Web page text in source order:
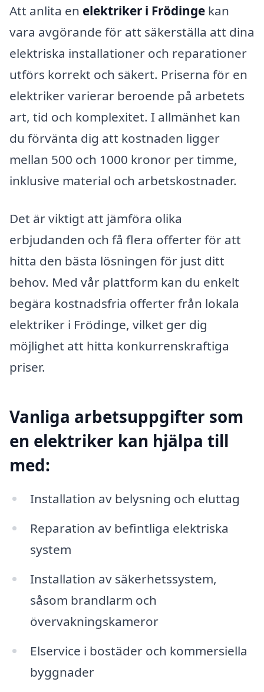
Att anlita en elektriker i Frödinge kan
vara avgörande för att säkerställa att dina
elektriska installationer och reparationer
utförs korrekt och säkert. Priserna för en
elektriker varierar beroende på arbetets
art, tid och komplexitet. I allmänhet kan
du förvänta dig att kostnaden ligger
mellan 500 och 1000 kronor per timme,
inklusive material och arbetskostnader.
Det är viktigt att jämföra olika
erbjudanden och få flera offerter för att
hitta den bästa lösningen för just ditt
behov. Med vår plattform kan du enkelt
begära kostnadsfria offerter från lokala
elektriker i Frödinge, vilket ger dig
möjlighet att hitta konkurrenskraftiga
priser.
Vanliga arbetsuppgifter som
en elektriker kan hjälpa till
med:
Installation av belysning och eluttag
Reparation av befintliga elektriska
system
Installation av säkerhetssystem,
såsom brandlarm och
övervakningskameror
Elservice i bostäder och kommersiella
byggnader